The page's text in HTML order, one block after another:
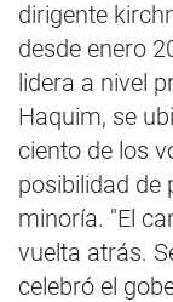
dirigente
desde enero
lidera a nivel
Haquim, se
ciento de los
posibilidad de
minoría. "El
vuelta atrás.
celebró el